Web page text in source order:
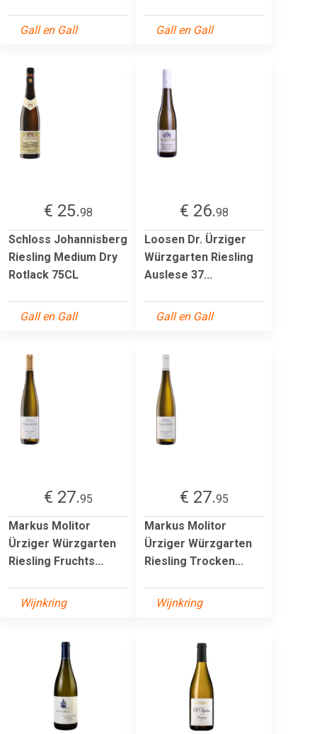
Gall en Gall Gall en Gall
€ 25.98
Schloss Johannisberg
Riesling Medium Dry
Rotlack 75CL
Gall en Gall
€ 26.98
Loosen Dr. Ürziger
Würzgarten Riesling
Auslese 37...
Gall en Gall
€ 27.95
Markus Molitor
Ürziger Würzgarten
Riesling Fruchts...
Wijnkring
€ 27.95
Markus Molitor
Ürziger Würzgarten
Riesling Trocken...
Wijnkring